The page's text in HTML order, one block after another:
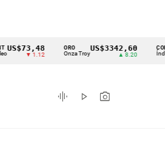
Cintillo
indicadores
económicos
▼ 1.12
ORO
Onza Troy
US$3342,60 COLCAP
Índ. Bursátil
graphic_eq play_arrow photo_camera